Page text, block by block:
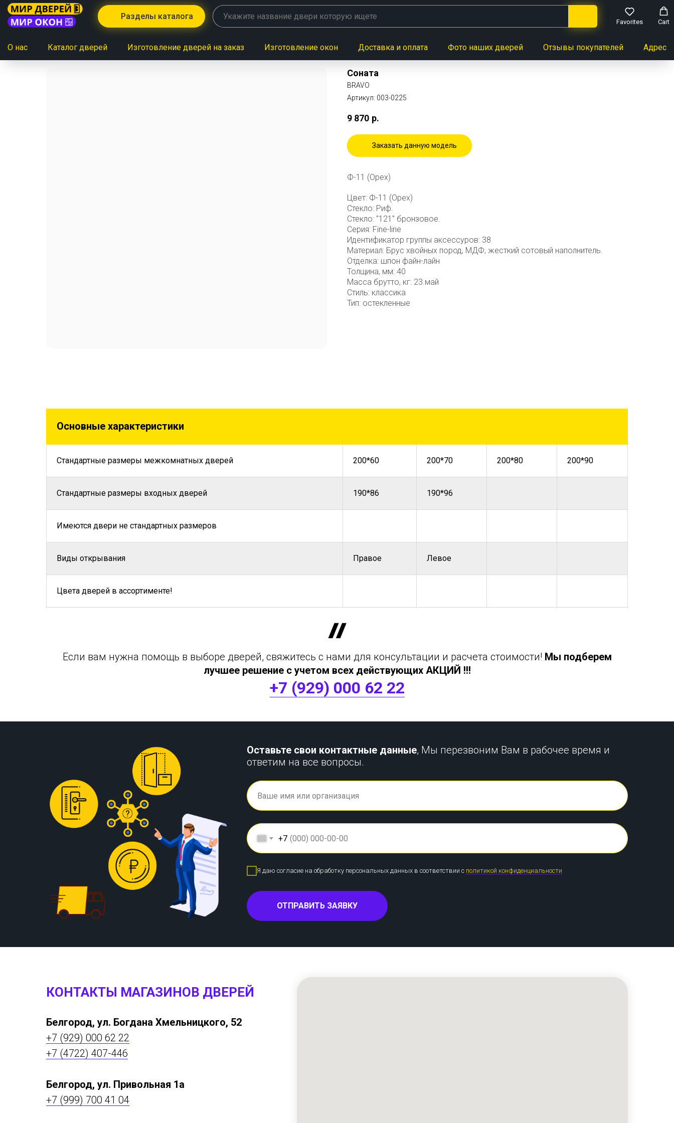
Разделы каталога
Favorites Cart
О нас Каталог дверей Изготовление дверей на заказ Изготовление окон Доставка и оплата Фото наших дверей Отзывы покупателей Адреса
Соната
BRAVO
Артикул: 003-0225
9 870 р.
Заказать данную модель
Ф-11 (Орех)
Цвет: Ф-11 (Орех)
Стекло: Риф.
Стекло: "121" бронзовое.
Серия: Fine-line
Идентификатор группы аксессуров: 38
Материал: Брус хвойных пород, МДФ, жесткий сотовый наполнитель.
Отделка: шпон файн-лайн
Толщина, мм: 40
Масса брутто, кг: 23.май
Стиль: классика
Тип: остекленные
Основные характеристики
Стандартные размеры межкомнатных дверей 200*60 200*70 200*80 200*90
Стандартные размеры входных дверей 190*86 190*96
Имеются двери не стандартных размеров
Виды открывания Правое Левое
Цвета дверей в ассортименте!
Если вам нужна помощь в выборе дверей, свяжитесь с нами для консультации и расчета стоимости! Мы подберем
лучшее решение с учетом всех действующих АКЦИЙ !!!
+7 (929) 000 62 22
Оставьте свои контактные данные, Мы перезвоним Вам в рабочее время и
ответим на все вопросы.
+7
Я даю согласие на обработку персональных данных в соответствии с политикой конфиденциальности
ОТПРАВИТЬ ЗАЯВКУ
КОНТАКТЫ МАГАЗИНОВ ДВЕРЕЙ
Белгород, ул. Богдана Хмельницкого, 52
+7 (929) 000 62 22
+7 (4722) 407-446
Белгород, ул. Привольная 1а
+7 (999) 700 41 04